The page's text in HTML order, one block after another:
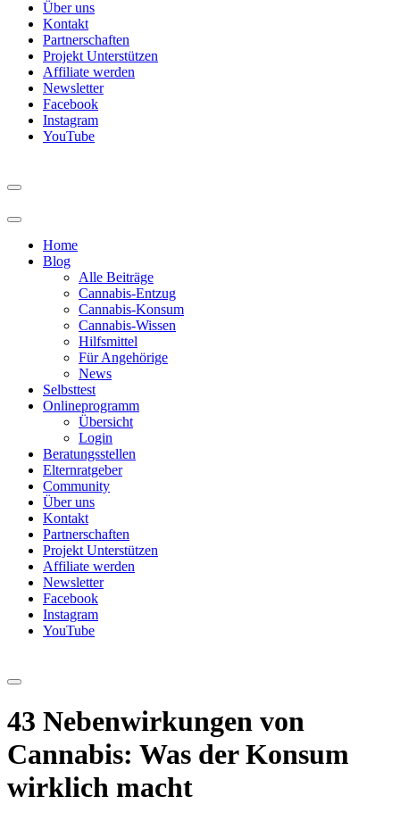
Über uns
Kontakt
Partnerschaften
Projekt Unterstützen
Affiliate werden
Newsletter
Facebook
Instagram
YouTube
Home
Blog
Alle Beiträge
Cannabis-Entzug
Cannabis-Konsum
Cannabis-Wissen
Hilfsmittel
Für Angehörige
News
Selbsttest
Onlineprogramm
Übersicht
Login
Beratungsstellen
Elternratgeber
Community
Über uns
Kontakt
Partnerschaften
Projekt Unterstützen
Affiliate werden
Newsletter
Facebook
Instagram
YouTube
43 Nebenwirkungen von
Cannabis: Was der Konsum
wirklich macht